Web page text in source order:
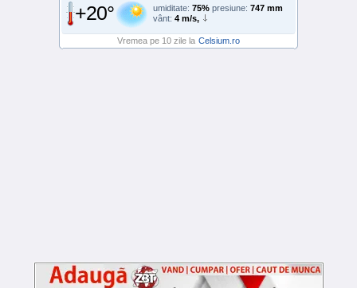
+20° umiditate: 75% presiune: 747 mm
vânt: 4 m/s,
Vremea pe 10 zile la Celsium.ro